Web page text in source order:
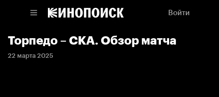
Войти
Торпедо – СКА. Обзор матча
22 марта 2025